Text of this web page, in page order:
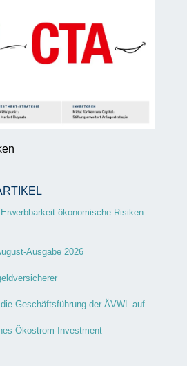
ökonomische Risiken
Ausgabe 2026
Geschäftsführung der ÄVWL auf
Ökostrom-Investment